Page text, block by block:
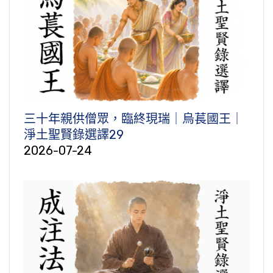
三十年親供僧眾，臨終現瑞｜烏萇國王｜
淨土聖賢錄選譯29
2026-07-24